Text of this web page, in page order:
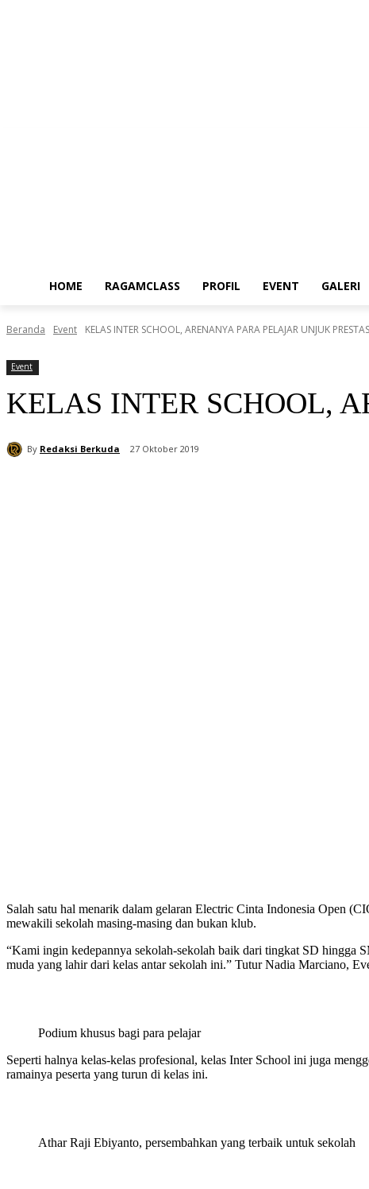
HOME RAGAMCLASS PROFIL EVENT GALERI
Beranda Event KELAS INTER SCHOOL, ARENANYA PARA PELAJAR UNJUK
Event
KELAS INTER SCHOOL,
By Redaksi Berkuda 27 Oktober 2019
Salah satu hal menarik dalam gelaran Electric Cinta Indonesia Open
mewakili sekolah masing-masing dan bukan klub.
“Kami ingin kedepannya sekolah-sekolah baik dari tingkat SD hingga
muda yang lahir dari kelas antar sekolah ini.” Tutur Nadia Marciano,
Podium khusus bagi para pelajar
Seperti halnya kelas-kelas profesional, kelas Inter School ini juga
ramainya peserta yang turun di kelas ini.
Athar Raji Ebiyanto, persembahkan yang terbaik untuk sekolah